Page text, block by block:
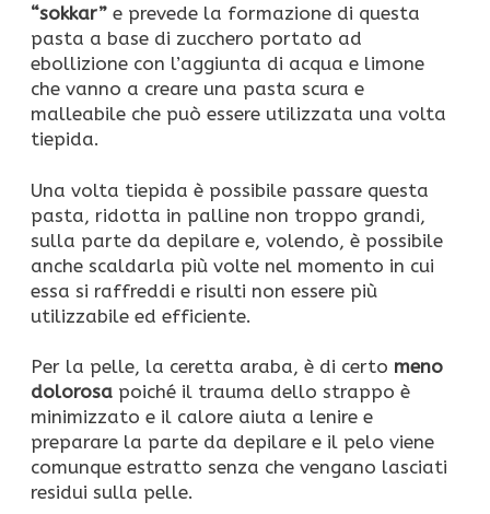
“sokkar” e prevede la formazione di questa
pasta a base di zucchero portato ad
ebollizione con l’aggiunta di acqua e limone
che vanno a creare una pasta scura e
malleabile che può essere utilizzata una volta
tiepida.
Una volta tiepida è possibile passare questa
pasta, ridotta in palline non troppo grandi,
sulla parte da depilare e, volendo, è possibile
anche scaldarla più volte nel momento in cui
essa si raffreddi e risulti non essere più
utilizzabile ed efficiente.
Per la pelle, la ceretta araba, è di certo meno
dolorosa poiché il trauma dello strappo è
minimizzato e il calore aiuta a lenire e
preparare la parte da depilare e il pelo viene
comunque estratto senza che vengano lasciati
residui sulla pelle.